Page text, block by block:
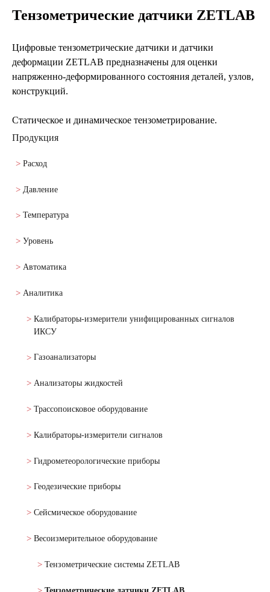
Тензометрические датчики ZETLAB
Цифровые тензометрические датчики и датчики
деформации ZETLAB предназначены для оценки
напряженно-деформированного состояния деталей, узлов,
конструкций.
Статическое и динамическое тензометрирование.
Продукция
Расход
Давление
Температура
Уровень
Автоматика
Аналитика
Калибраторы-измерители унифицированных сигналов
ИКСУ
Газоанализаторы
Анализаторы жидкостей
Трассопоисковое оборудование
Калибраторы-измерители сигналов
Гидрометеорологические приборы
Геодезические приборы
Сейсмическое оборудование
Весоизмерительное оборудование
Тензометрические системы ZETLAB